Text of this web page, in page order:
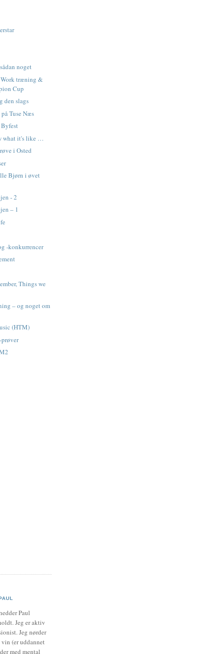
noget
træning &
Cup
den slags
Tuse Næs
what it's like …
i Osted
Bjørn i øvet
- 2
– 1
-konkurrencer
Things we
– og noget om
(HTM)
Paul
Jeg er aktiv
Jeg nørder
vin (er uddannet
med mental